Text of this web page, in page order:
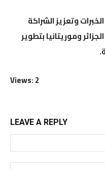
وتعزيز الشراكة
وموريتانيا بتطوير
Views: 2
LEAVE A REPLY